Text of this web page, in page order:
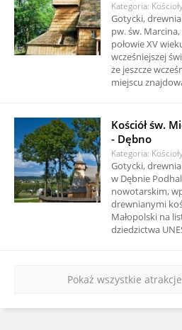
Kategoria:
Gotycki,
pw. św.
połowie XV
wcześniejszej
że jeszcze
miejscu
Kościół św.
- Dębno
Kategoria:
Gotycki,
w Dębnie
nowotarskim,
drewnianymi
Małopolski na
dziedzictwa
Pokaż wszystkie